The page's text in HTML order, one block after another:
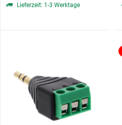
Lieferzeit: 1-3 Werktage